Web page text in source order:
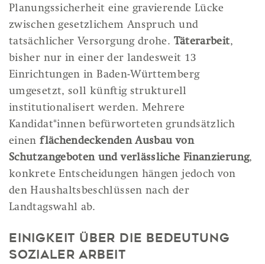
Planungssicherheit eine gravierende Lücke
zwischen gesetzlichem Anspruch und
tatsächlicher Versorgung drohe. Täterarbeit,
bisher nur in einer der landesweit 13
Einrichtungen in Baden-Württemberg
umgesetzt, soll künftig strukturell
institutionalisert werden. Mehrere
Kandidat*innen befürworteten grundsätzlich
einenflächendeckenden Ausbau von
Schutzangeboten und verlässliche Finanzierung,
konkrete Entscheidungen hängen jedoch von
den Haushaltsbeschlüssen nach der
Landtagswahl ab.
Einigkeit über die Bedeutung
sozialer Arbeit